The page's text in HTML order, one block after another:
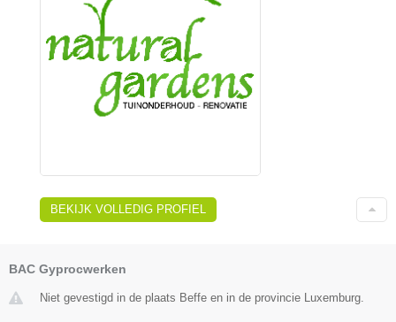
BEKIJK VOLLEDIG PROFIEL
BAC Gyprocwerken
Niet gevestigd in de plaats Beffe en in de provincie Luxemburg.